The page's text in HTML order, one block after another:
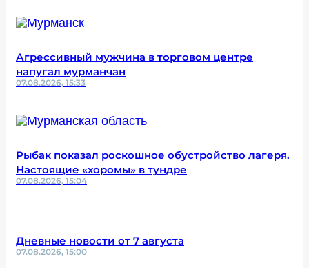
Агрессивный мужчина в торговом центре
напугал мурманчан
07.08.2026, 15:33
Рыбак показал роскошное обустройство лагеря.
Настоящие «хоромы» в тундре
07.08.2026, 15:04
Дневные новости от 7 августа
07.08.2026, 15:00